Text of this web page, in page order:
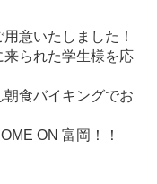
意いたしました！
られた学生様を応
食バイキングでお
ON 富岡！！